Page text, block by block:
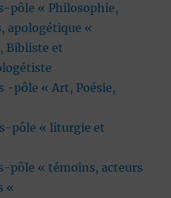
pôle « Philosophie,
apologétique «
Bibliste et
-pôle « Art, Poésie,
pôle « liturgie et
pôle « témoins, acteurs
«